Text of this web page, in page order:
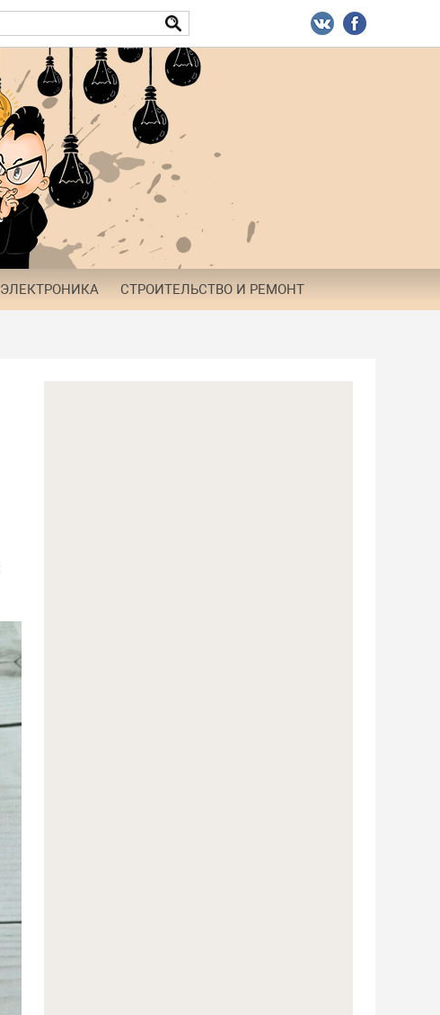
ЭЛЕКТРОНИКА СТРОИТЕЛЬСТВО И РЕМОНТ